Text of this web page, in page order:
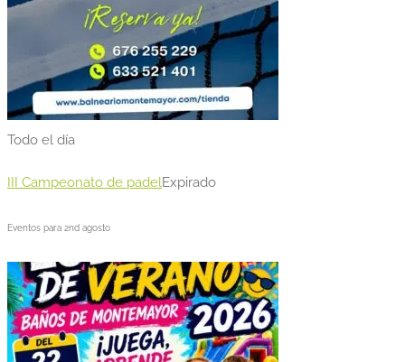
Todo el día
III Campeonato de padelExpirado
Eventos para 2nd agosto